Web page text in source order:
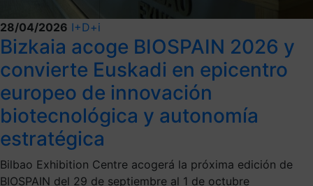
28/04/2026 I+D+i
Bizkaia acoge BIOSPAIN 2026 y
convierte Euskadi en epicentro
europeo de innovación
biotecnológica y autonomía
estratégica
Bilbao Exhibition Centre acogerá la próxima edición de
BIOSPAIN del 29 de septiembre al 1 de octubre